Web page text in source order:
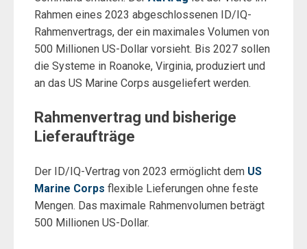
Rahmen eines 2023 abgeschlossenen ID/IQ-
Rahmenvertrags, der ein maximales Volumen von
500 Millionen US-Dollar vorsieht. Bis 2027 sollen
die Systeme in Roanoke, Virginia, produziert und
an das US Marine Corps ausgeliefert werden.
Rahmenvertrag und bisherige
Lieferaufträge
Der ID/IQ-Vertrag von 2023 ermöglicht dem US
Marine Corps flexible Lieferungen ohne feste
Mengen. Das maximale Rahmenvolumen beträgt
500 Millionen US-Dollar.